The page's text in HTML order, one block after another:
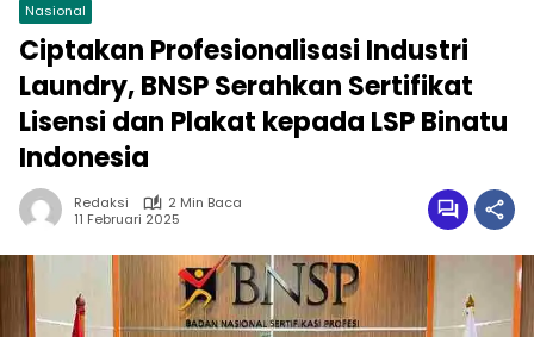
Nasional
Ciptakan Profesionalisasi Industri
Laundry, BNSP Serahkan Sertifikat
Lisensi dan Plakat kepada LSP Binatu
Indonesia
Redaksi
2 Min Baca
11 Februari 2025